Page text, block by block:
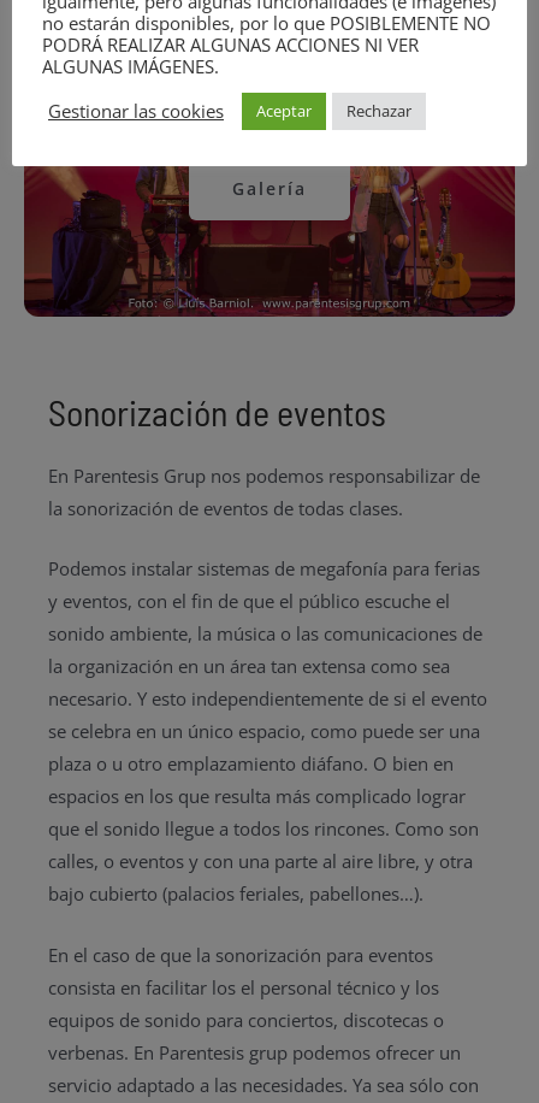
Galería
Sonorización de eventos
En Parentesis Grup nos podemos responsabilizar de
la sonorización de eventos de todas clases.
Podemos instalar sistemas de megafonía para ferias
y eventos, con el fin de que el público escuche el
sonido ambiente, la música o las comunicaciones de
la organización en un área tan extensa como sea
necesario. Y esto independientemente de si el evento
se celebra en un único espacio, como puede ser una
plaza o u otro emplazamiento diáfano. O bien en
espacios en los que resulta más complicado lograr
que el sonido llegue a todos los rincones. Como son
calles, o eventos y con una parte al aire libre, y otra
bajo cubierto (palacios feriales, pabellones…).
En el caso de que la sonorización para eventos
consista en facilitar los el personal técnico y los
equipos de sonido para conciertos, discotecas o
verbenas. En Parentesis grup podemos ofrecer un
servicio adaptado a las necesidades. Ya sea sólo con
no estarán disponibles, por lo que POSIBLEMENTE NO
PODRÁ REALIZAR ALGUNAS ACCIONES NI VER
ALGUNAS IMÁGENES.
Gestionar las cookies
Aceptar Rechazar